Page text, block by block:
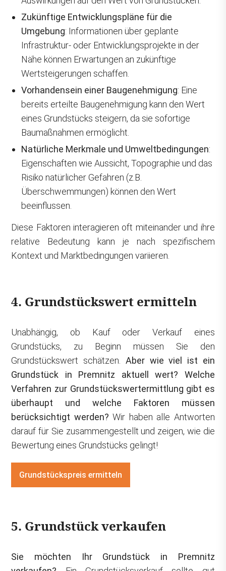
Zukünftige Entwicklungspläne für die
Umgebung: Informationen über geplante
Infrastruktur- oder Entwicklungsprojekte in der
Nähe können Erwartungen an zukünftige
Wertsteigerungen schaffen.
Vorhandensein einer Baugenehmigung: Eine
bereits erteilte Baugenehmigung kann den Wert
eines Grundstücks steigern, da sie sofortige
Baumaßnahmen ermöglicht.
Natürliche Merkmale und Umweltbedingungen:
Eigenschaften wie Aussicht, Topographie und das
Risiko natürlicher Gefahren (z.B.
Überschwemmungen) können den Wert
beeinflussen.
Diese Faktoren interagieren oft miteinander und ihre
relative Bedeutung kann je nach spezifischem
Kontext und Marktbedingungen variieren.
4. Grundstückswert ermitteln
Unabhängig, ob Kauf oder Verkauf eines
Grundstücks, zu Beginn müssen Sie den
Grundstückswert schätzen. Aber wie viel ist ein
Grundstück in Premnitz aktuell wert? Welche
Verfahren zur Grundstückswertermittlung gibt es
überhaupt und welche Faktoren müssen
berücksichtigt werden? Wir haben alle Antworten
darauf für Sie zusammengestellt und zeigen, wie die
Bewertung eines Grundstücks gelingt!
Grundstückspreis ermitteln
5. Grundstück verkaufen
Sie möchten Ihr Grundstück in Premnitz